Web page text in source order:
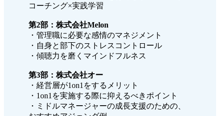
コーチング×実践学習
第2部：株式会社Melon
・管理職に必要な感情のマネジメント
・自身と部下のストレスコントロール
・傾聴力を磨くマインドフルネス
第3部：株式会社オー
・経営層が1on1をするメリット
・1on1を実施する際に抑えるべきポイント
・ミドルマネージャーの成長支援のための、